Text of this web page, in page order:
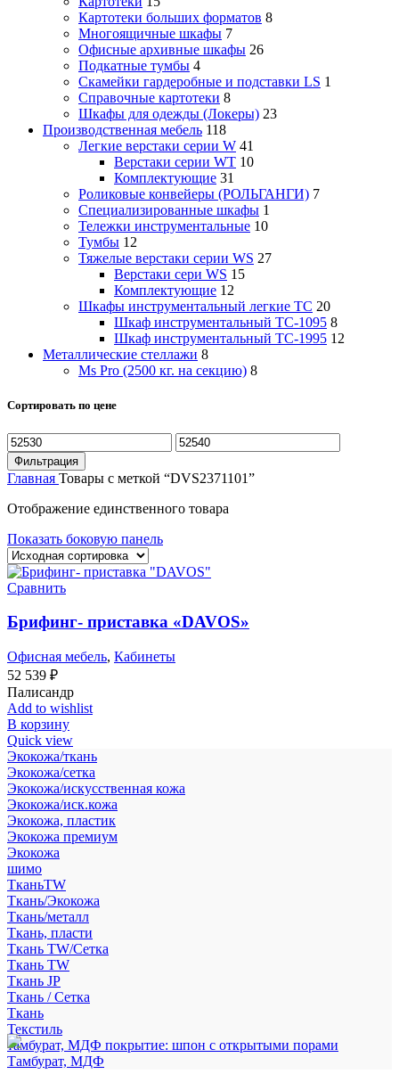
Картотеки больших форматов 8
Многоящичные шкафы 7
Офисные архивные шкафы 26
Подкатные тумбы 4
Скамейки гардеробные и подставки LS 1
Справочные картотеки 8
Шкафы для одежды (Локеры) 23
Производственная мебель 118
Легкие верстаки серии W 41
Верстаки серии WT 10
Комплектующие 31
Роликовые конвейеры (РОЛЬГАНГИ) 7
Специализированные шкафы 1
Тележки инструментальные 10
Тумбы 12
Тяжелые верстаки серии WS 27
Верстаки сери WS 15
Комплектующие 12
Шкафы инструментальный легкие ТС 20
Шкаф инструментальный TC-1095 8
Шкаф инструментальный TC-1995 12
Металлические стеллажи 8
Ms Pro (2500 кг. на секцию) 8
Сортировать по цене
Минимальная
цена
Максимальная
цена
Фильтрация
Главная Товары с меткой “DVS2371101”
Отображение единственного товара
Показать боковую панель
Сравнить
Брифинг- приставка «DAVOS»
Офисная мебель, Кабинеты
52 539 ₽
Палисандр
Add to wishlist
В корзину
Quick view
Экокожа/ткань
Экокожа/сетка
Экокожа/искусственная кожа
Экокожа/иск.кожа
Экокожа, пластик
Экокожа премиум
Экокожа
шимо
ТканьTW
Ткань/Экокожа
Ткань/металл
Ткань, пласти
Ткань TW/Сетка
Ткань TW
Ткань JP
Ткань / Сетка
Ткань
Текстиль
тамбурат, МДФ покрытие: шпон с открытыми порами
Тамбурат, МДФ